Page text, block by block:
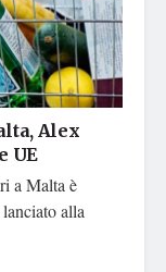
Alex
UE
a Malta è
alla